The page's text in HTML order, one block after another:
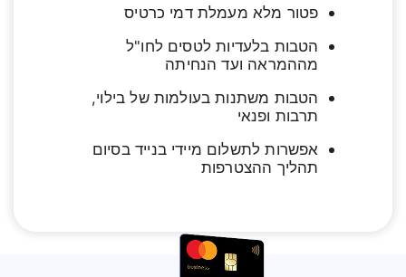
פטור מלא מעמלת דמי כרטיס
הטבות בלעדיות לטסים לחו"ל
מההמראה ועד הנחיתה
הטבות משתנות בעולמות של בילוי,
תרבות ופנאי
אפשרות לתשלום מיידי בנייד בסיום
תהליך ההצטרפות